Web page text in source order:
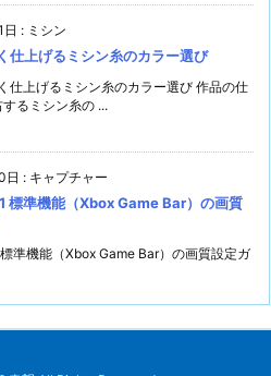
: ミシン
仕上げるミシン糸のカラー選び
仕上げるミシン糸のカラー選び 作品の仕
るミシン糸の ...
日 : キャプチャー
標準機能（Xbox Game Bar）の画質
準機能（Xbox Game Bar）の画質設定ガ